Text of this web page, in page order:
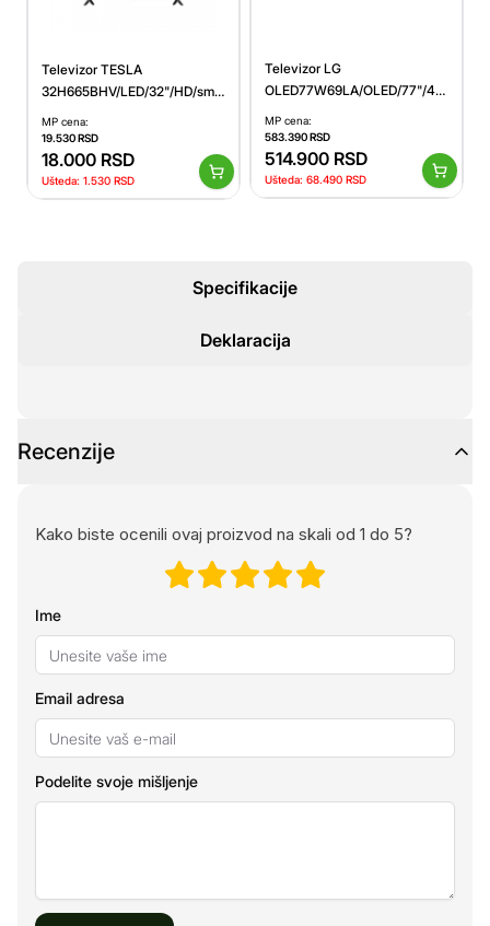
Televizor TESLA
32H665BHV/LED/32"/HD/smart/VIDAA
OS/crna
MP cena:
19.530RSD
18.000 RSD
Ušteda: 1.530 RSD
Televizor LG
OLED77W69LA/OLED/77"/4K
Ultra HD/smart/webOS
26/crna
MP cena:
583.390RSD
514.900 RSD
Ušteda: 68.490 RSD
Specifikacije
Deklaracija
Recenzije
Kako biste ocenili ovaj proizvod na skali od 1 do 5?
Ime
Email adresa
Podelite svoje mišljenje